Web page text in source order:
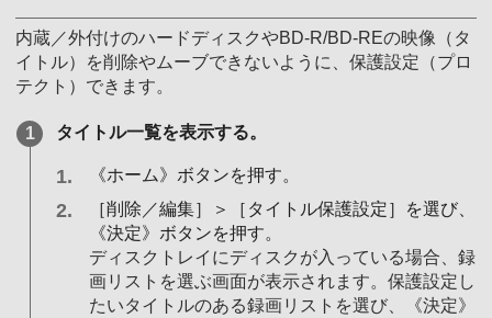
内蔵／外付けのハードディスクやBD-R/BD-REの映像（タ
イトル）を削除やムーブできないように、保護設定（プロ
テクト）できます。
タイトル一覧を表示する。
《ホーム》ボタンを押す。
［削除／編集］＞［タイトル保護設定］を選び、
《決定》ボタンを押す。
ディスクトレイにディスクが入っている場合、録
画リストを選ぶ画面が表示されます。保護設定し
たいタイトルのある録画リストを選び、《決定》